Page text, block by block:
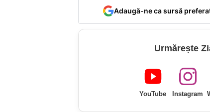
Adaugă-ne ca sursă
Urmărește
YouTube Instagram